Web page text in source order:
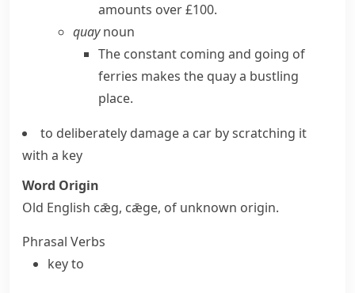
amounts over £100.
quaynoun
The constant coming and going of
ferries makes the quay a bustling
place.
to deliberately damage a car byscratching it
with a key
Word Origin
Old English cǣg, cǣge, of unknown origin.
Phrasal Verbs
key to